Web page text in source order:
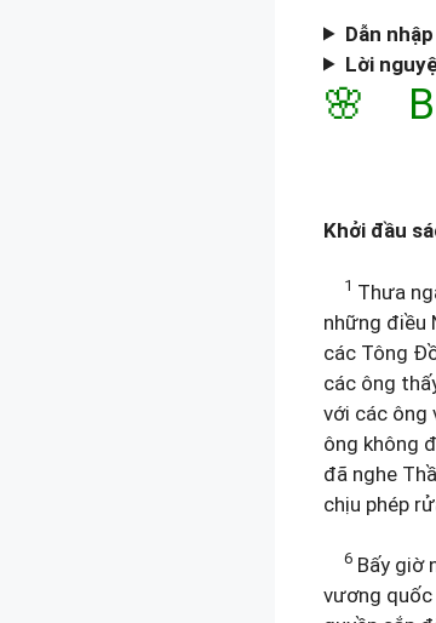
Dẫn
Lời
🌸
Khởi đầu
1 Thưa
những điều
các Tông
các ông
với các ông
ông không
đã nghe
chịu phép
6 Bấy giờ
vương quốc